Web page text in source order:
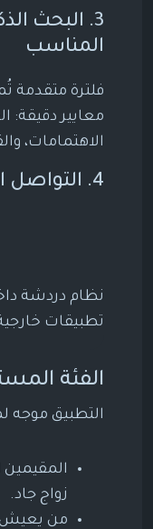
3. البحث
المناسب
فلترة متقدمة
معايير دقيقة:
الاهتمامات،
4. التواصل المباشر والمُشفّر
نظام دردشة
تطبيقات
الفئة
التطبيق موجه
المقيمين
زواج جاد.
من يعيش